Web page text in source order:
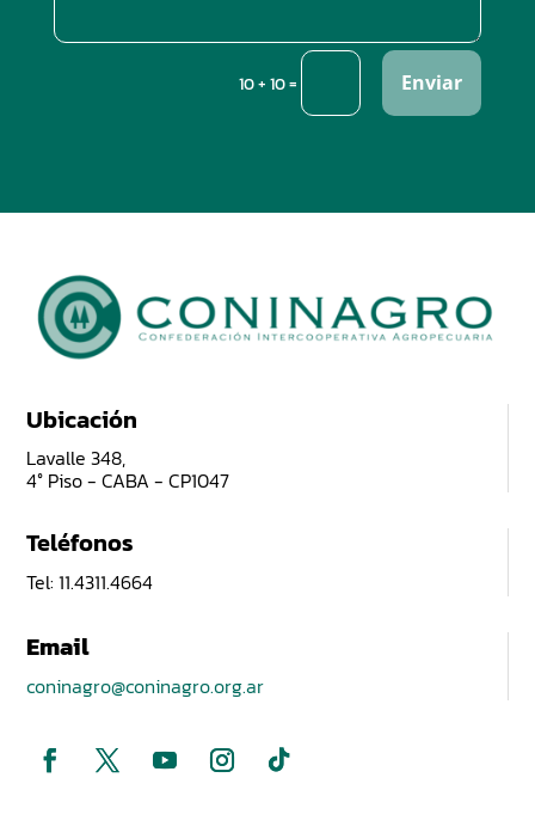
10 + 10= Enviar
Ubicación
Lavalle 348,
4° Piso - CABA - CP1047
Teléfonos
Tel: 11.4311.4664
Email
coninagro@coninagro.org.ar